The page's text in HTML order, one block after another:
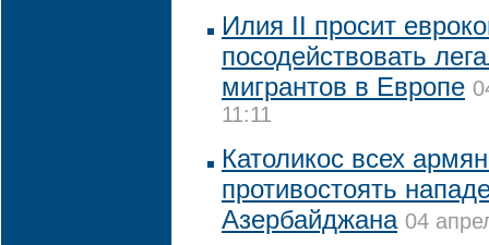
Илия II просит
посодействовать
мигрантов в Европе
11:11
Католикос всех
противостоять
Азербайджана 04